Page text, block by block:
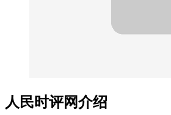
人民时评网介绍